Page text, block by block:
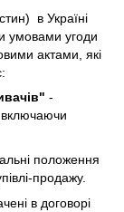
в Україні
умовами угоди
актами, які
-
включаючи
положення
продажу.
в договорі